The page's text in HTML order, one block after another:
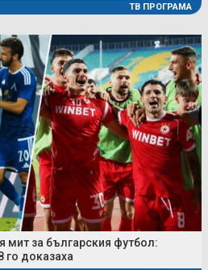
ТВ ПРОГРАМА
мит за българския футбол:
го доказаха